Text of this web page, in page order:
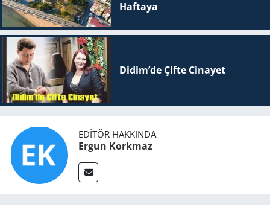
Haftaya
Didim’de Çifte Ci­na­yet
EDITÖR HAKKINDA
Ergun Korkmaz